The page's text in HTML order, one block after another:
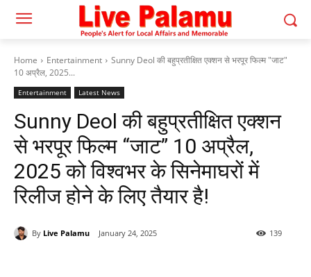
Home Entertainment
Sunny Deol की बहुप्रतीक्षित एक्शन से भरपूर फिल्म "जाट"
10 अप्रैल, 2025...
Entertainment Latest News
Sunny Deol की बहुप्रतीक्षित एक्शन
से भरपूर फिल्म “जाट” 10 अप्रैल,
2025 को विश्वभर के सिनेमाघरों में
रिलीज होने के लिए तैयार है!
By Live Palamu January 24, 2025 139